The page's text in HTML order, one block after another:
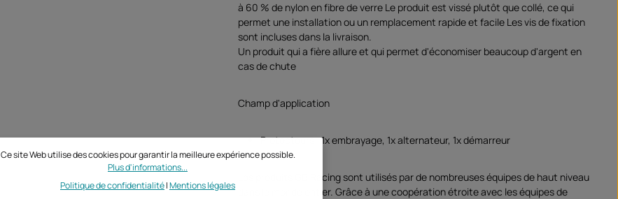
à 60 % de nylon en fibre de verre Le produit est vissé plutôt que collé, ce qui
permet une installation ou un remplacement rapide et facile Les vis de fixation
sont incluses dans la livraison.
Un produit qui a fière allure et qui permet d'économiser beaucoup d'argent en
cas de chute
Champ d'application
Protecteurs : 1x embrayage, 1x alternateur, 1x démarreur
Les produits GB Racing sont utilisés par de nombreuses équipes de haut niveau
dans le monde entier. Grâce à une coopération étroite avec les équipes de
Ce site Web utilise des cookies pour garantir la meilleure expérience possible.
Plus d'informations...
Politique de confidentialité|Mentions légales